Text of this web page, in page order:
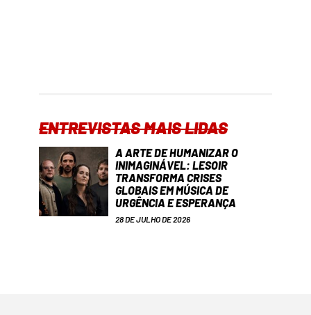
ENTREVISTAS MAIS LIDAS
A ARTE DE HUMANIZAR O
INIMAGINÁVEL: LESOIR
TRANSFORMA CRISES
GLOBAIS EM MÚSICA DE
URGÊNCIA E ESPERANÇA
28 DE JULHO DE 2026